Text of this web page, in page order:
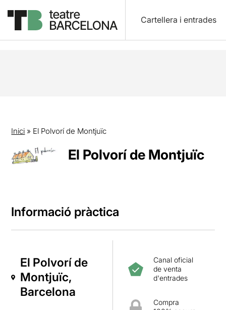
Cartellera i entrades
Inici » El Polvorí de Montjuïc
El Polvorí de Montjuïc
Informació pràctica
El Polvorí de
Montjuïc,
Barcelona
Canal oficial
de venta
d'entrades
Compra